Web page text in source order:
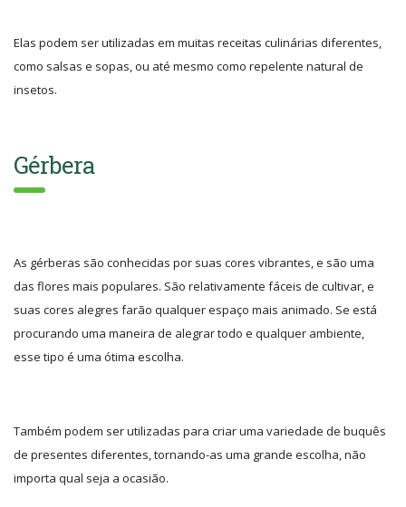
Elas podem ser utilizadas em muitas receitas culinárias diferentes,
como salsas e sopas, ou até mesmo como repelente natural de
insetos.
Gérbera
As gérberas são conhecidas por suas cores vibrantes, e são uma
das flores mais populares. São relativamente fáceis de cultivar, e
suas cores alegres farão qualquer espaço mais animado. Se está
procurando uma maneira de alegrar todo e qualquer ambiente,
esse tipo é uma ótima escolha.
Também podem ser utilizadas para criar uma variedade de buquês
de presentes diferentes, tornando-as uma grande escolha, não
importa qual seja a ocasião.